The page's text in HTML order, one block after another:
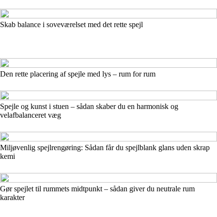
Skab balance i soveværelset med det rette spejl
Den rette placering af spejle med lys – rum for rum
Spejle og kunst i stuen – sådan skaber du en harmonisk og
velafbalanceret væg
Miljøvenlig spejlrengøring: Sådan får du spejlblank glans uden skrap
kemi
Gør spejlet til rummets midtpunkt – sådan giver du neutrale rum
karakter